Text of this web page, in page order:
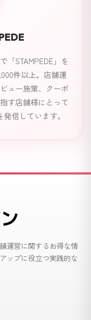
「STAMPEDE」を
件以上。店舗運
ュー施策、クーポ
す店舗様にとって
信しています。
運営に関するお得な情
ップに役立つ実践的な